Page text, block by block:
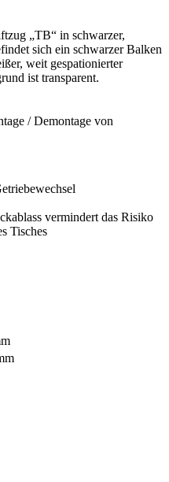
/ Demontage von
vermindert das Risiko
Tisches